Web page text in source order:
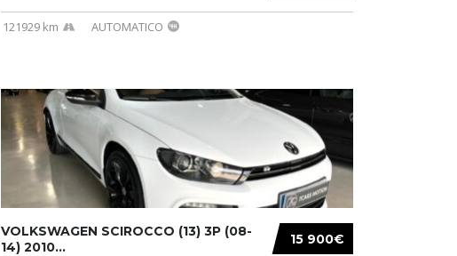
121929 km AUTOMATICO
15 900€
VOLKSWAGEN SCIROCCO (13) 3P (08-
14) 2010...